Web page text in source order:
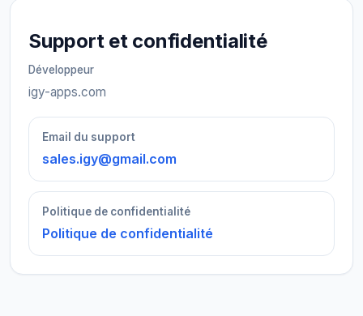
Support et confidentialité
Développeur
igy-apps.com
Email du support
sales.igy@gmail.com
Politique de confidentialité
Politique de confidentialité